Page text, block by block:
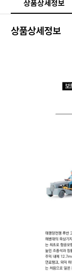
상품상세정보
상품상세정보